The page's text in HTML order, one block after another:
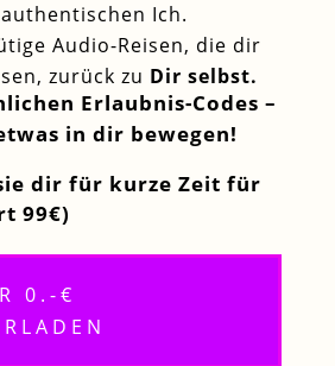
Ich.
Audio-Reisen, die dir
zurück zu Dir selbst.
Erlaubnis-Codes –
in dir bewegen!
dir für kurze Zeit für
99€)
0.-€